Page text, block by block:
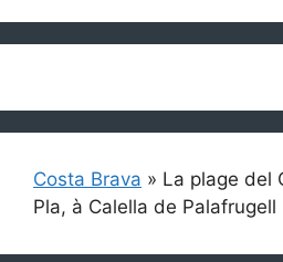
Costa Brava » La plage del
Pla, à Calella de Palafrugell